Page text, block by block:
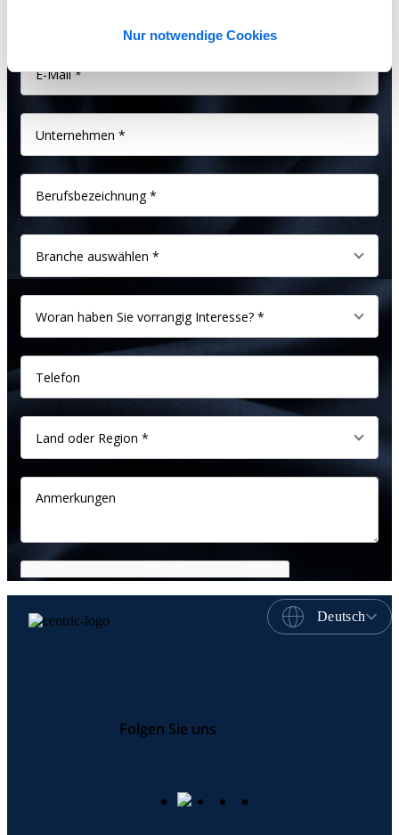
Nur notwendige Cookies
Deutsch
Folgen Sie uns